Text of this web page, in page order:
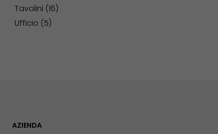
Tavolini 16
Ufficio
5
AZIENDA